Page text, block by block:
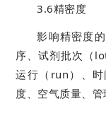
3.6精密度
影响精密度
序、试剂批次（
运行（run）、
度、空气质量、管